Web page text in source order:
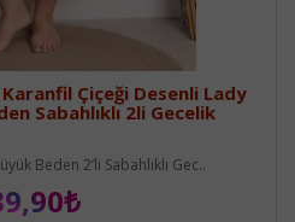
Karanfil Çiçeği Desenli Lady
Sabahlıklı 2li Gecelik
Beden 2’li Sabahlıklı Gec..